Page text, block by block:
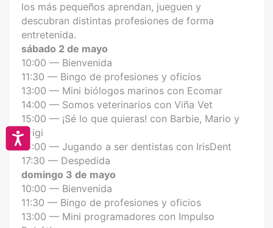
Accesibilidad
los más pequeños aprendan, jueguen y
descubran distintas profesiones de forma
entretenida.
sábado 2 de mayo
10:00 — Bienvenida
11:30 — Bingo de profesiones y oficios
13:00 — Mini biólogos marinos con Ecomar
14:00 — Somos veterinarios con Viña Vet
15:00 — ¡Sé lo que quieras! con Barbie, Mario y
Luigi
16:00 — Jugando a ser dentistas con IrisDent
17:30 — Despedida
domingo 3 de mayo
10:00 — Bienvenida
11:30 — Bingo de profesiones y oficios
13:00 — Mini programadores con Impulso